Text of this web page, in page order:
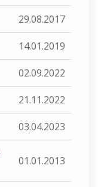
29.08.2017
14.01.2019
02.09.2022
21.11.2022
03.04.2023
01.01.2013